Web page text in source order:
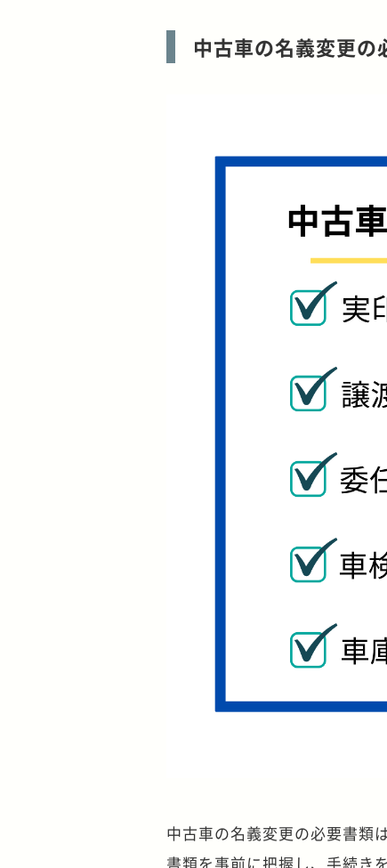
中古車の名義変更の
中古車の名義変更の必要書類
書類を事前に把握し、手続き